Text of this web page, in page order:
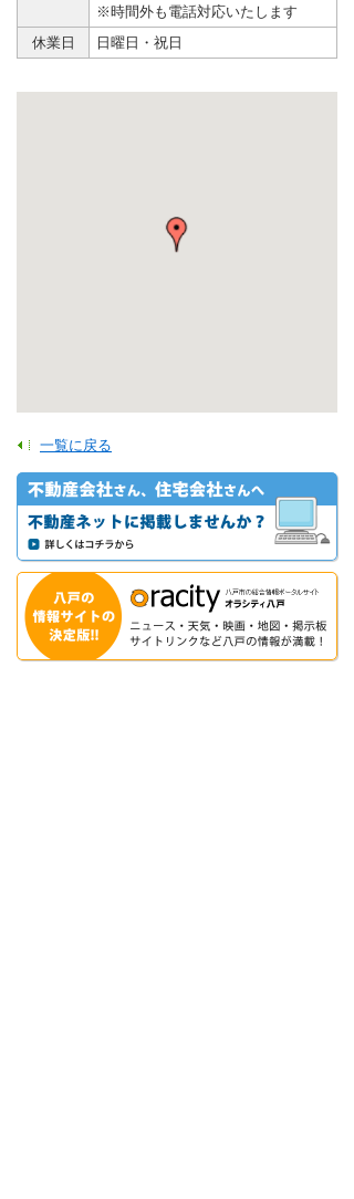
※時間外も電話対応いたします
休業日
日曜日・祝日
一覧に戻る